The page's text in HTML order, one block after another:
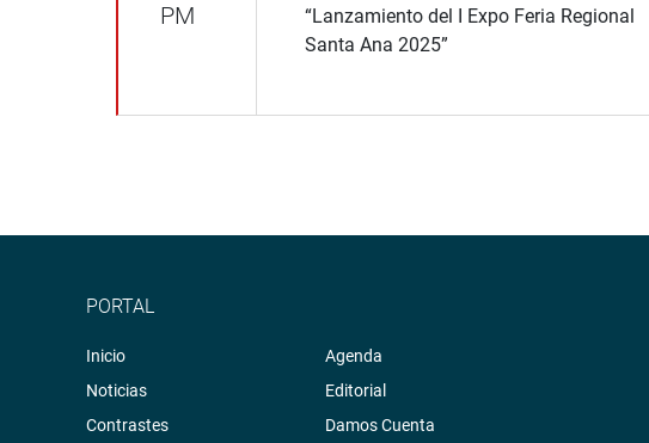
PM
“Lanzamiento del I Expo Feria Regional
Santa Ana 2025”
PORTAL
Inicio
Noticias
Contrastes
Agenda
Editorial
Damos Cuenta